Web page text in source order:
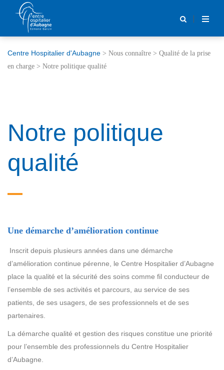
Centre Hospitalier d'Aubagne > Nous connaître > Qualité de la prise
en charge > Notre politique qualité
Notre politique
qualité
Une démarche d’amélioration continue
Inscrit depuis plusieurs années dans une démarche
d’amélioration continue pérenne, le Centre Hospitalier d’Aubagne
place la qualité et la sécurité des soins comme fil conducteur de
l’ensemble de ses activités et parcours, au service de ses
patients, de ses usagers, de ses professionnels et de ses
partenaires.
La démarche qualité et gestion des risques constitue une priorité
pour l’ensemble des professionnels du Centre Hospitalier
d’Aubagne.